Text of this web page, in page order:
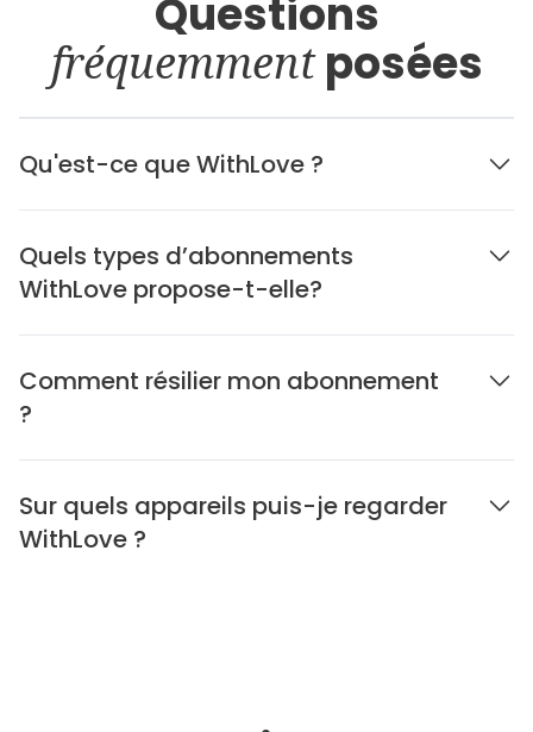
Questions
fréquemmentposées
Qu'est-ce que WithLove ?
Quels types d’abonnements
WithLove propose-t-elle?
Comment résilier mon abonnement
?
Sur quels appareils puis-je regarder
WithLove ?